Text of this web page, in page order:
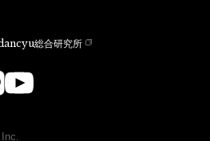
総合研究所